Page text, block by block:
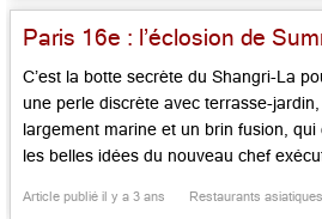
palme de plus jeune chef exécutif de
parisien. Au milieu des […]...
Paris 16e : l’éclosion de
C’est la botte secrète du Shangri-La
une perle discrète avec terrasse-jardin,
largement marine et un brin fusion, qui
les belles idées du nouveau chef
l’ex-terrasse jamais utilisée de ce qui fut
Article publié il y a 3 ans Restaurants